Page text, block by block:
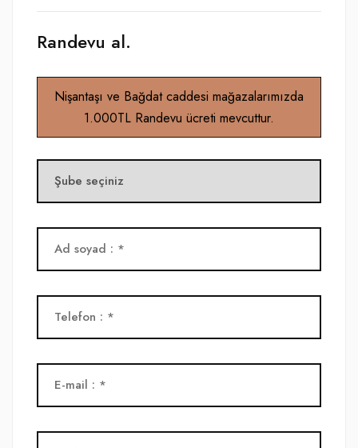
Randevu al.
Nişantaşı ve Bağdat caddesi mağazalarımızda
1.000TL Randevu ücreti mevcuttur.